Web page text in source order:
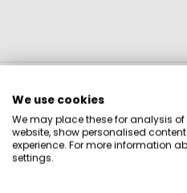
We use cookies
We may place these for analysis
website, show personalised
experience. For more information
settings.